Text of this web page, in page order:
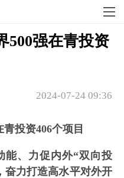
500强在青投资
2024-07-24 09:36
投资406个项目
能、力促内外“双向投
奋力打造高水平对外开